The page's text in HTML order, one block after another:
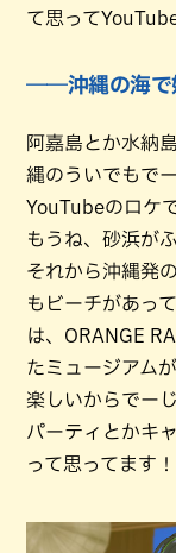
て思って
――沖縄の海で
阿嘉島とか水納
縄のういでもで
YouTubeのロケ
もうね、砂浜が
それから沖縄発
もビーチがあっ
は、ORANGE
たミュージアム
楽しいからでー
パーティとかキ
って思ってます！